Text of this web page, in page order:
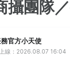
攝團隊
官方小天使
線：2026.08.07 16:04